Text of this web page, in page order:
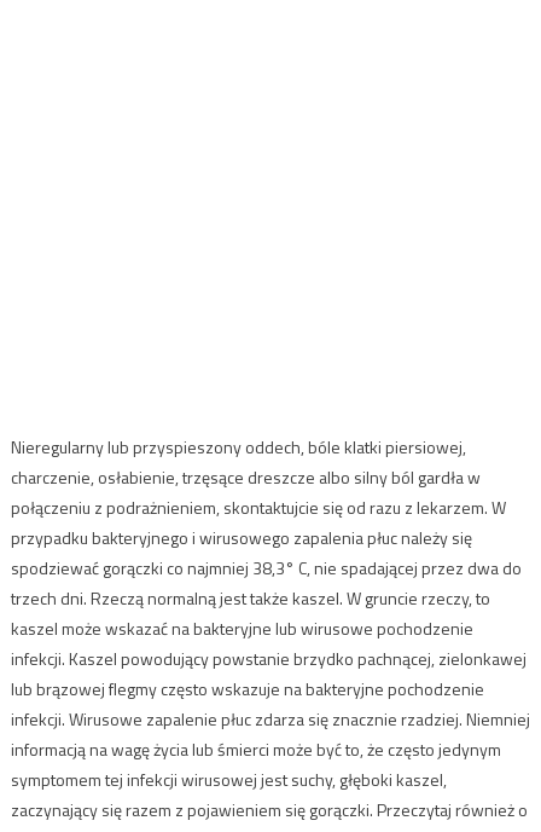
Nieregularny lub przyspieszony oddech, bóle klatki piersiowej,
charczenie, osłabienie, trzęsące dreszcze albo silny ból gardła w
połączeniu z podrażnieniem, skontaktujcie się od razu z lekarzem. W
przypadku bakteryjnego i wirusowego zapalenia płuc należy się
spodziewać gorączki co najmniej 38,3° C, nie spadającej przez dwa do
trzech dni. Rzeczą normalną jest także kaszel. W gruncie rzeczy, to
kaszel może wskazać na bakteryjne lub wirusowe pochodzenie
infekcji. Kaszel powodujący powstanie brzydko pachnącej, zielonkawej
lub brązowej flegmy często wskazuje na bakteryjne pochodzenie
infekcji. Wirusowe zapalenie płuc zdarza się znacznie rzadziej. Niemniej
informacją na wagę życia lub śmierci może być to, że często jedynym
symptomem tej infekcji wirusowej jest suchy, głęboki kaszel,
zaczynający się razem z pojawieniem się gorączki. Przeczytaj również o